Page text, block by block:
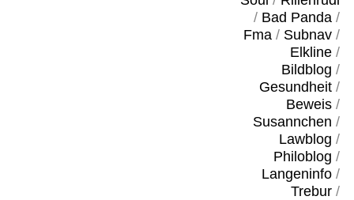
/ Bad Panda/
Fma/ Subnav/
Elkline/
Bildblog /
Gesundheit/
Beweis/
Susannchen /
Lawblog /
Philoblog /
Langeninfo/
Trebur/